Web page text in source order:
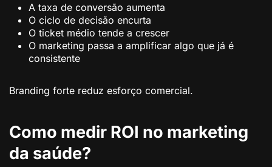
A taxa de conversão aumenta
O ciclo de decisão encurta
O ticket médio tende a crescer
O marketing passa a amplificar algo que já é
consistente
Branding forte reduz esforço comercial.
Como medir ROI no marketing
da saúde?